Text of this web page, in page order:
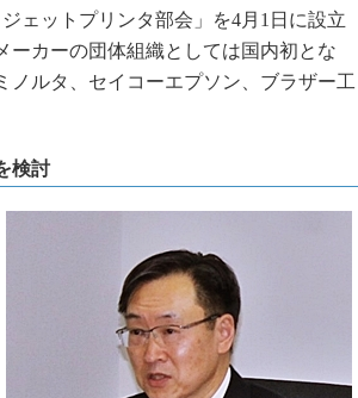
ェットプリンタ部会」を4月1日に設立
ーカーの団体組織としては国内初とな
ノルタ、セイコーエプソン、ブラザー工
検討